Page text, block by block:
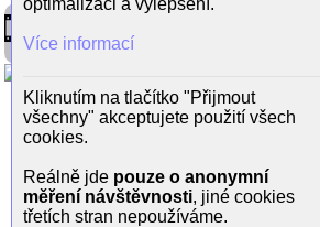
optimalizaci a vylepšení.
Více informací
Kliknutím na tlačítko "Přijmout
všechny" akceptujete použití všech
cookies.
Reálně jde pouze o anonymní
měření návštěvnosti, jiné cookies
třetích stran nepoužíváme.